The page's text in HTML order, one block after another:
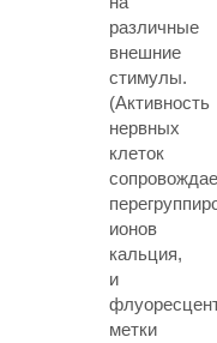
различные
внешние
стимулы.
(Активность
нервных
клеток
ионов
кальция,
и
метки